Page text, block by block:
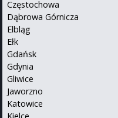
Częstochowa
Dąbrowa Górnicza
Elbląg
Ełk
Gdańsk
Gdynia
Gliwice
Jaworzno
Katowice